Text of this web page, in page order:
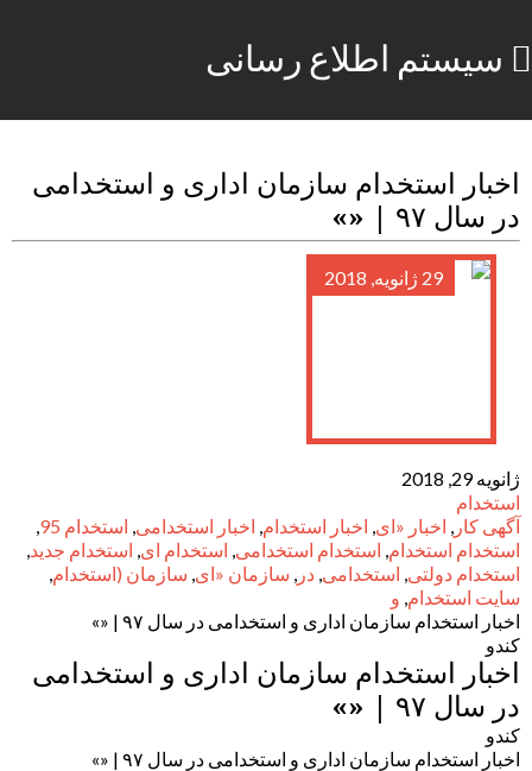
سیستم اطلاع رسانی
اخبار استخدام سازمان اداری و استخدامی
در سال ۹۷ | «»
29 ژانویه, 2018
ژانویه 29, 2018
استخدام
آگهی کار , اخبار «ای, اخبار استخدام, اخبار استخدامی, استخدام 95
,
استخدام استخدام, استخدام استخدامی, استخدام ای, استخدام جدید,
استخدام دولتی, استخدامی, در , سازمان «ای, سازمان (استخدام,
سایت استخدام, و
اخبار استخدام سازمان اداری و استخدامی در سال ۹۷ | «»
کندو
اخبار استخدام سازمان اداری و استخدامی
در سال ۹۷ | «»
کندو
اخبار استخدام سازمان اداری و استخدامی در سال ۹۷ | «»